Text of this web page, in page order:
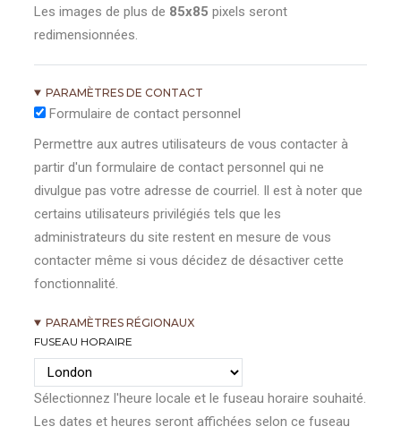
Les images de plus de 85x85 pixels seront
redimensionnées.
PARAMÈTRES DE CONTACT
Formulaire de contact personnel
Permettre aux autres utilisateurs de vous contacter à
partir d'un formulaire de contact personnel qui ne
divulgue pas votre adresse de courriel. Il est à noter que
certains utilisateurs privilégiés tels que les
administrateurs du site restent en mesure de vous
contacter même si vous décidez de désactiver cette
fonctionnalité.
PARAMÈTRES RÉGIONAUX
FUSEAU HORAIRE
Sélectionnez l'heure locale et le fuseau horaire souhaité.
Les dates et heures seront affichées selon ce fuseau